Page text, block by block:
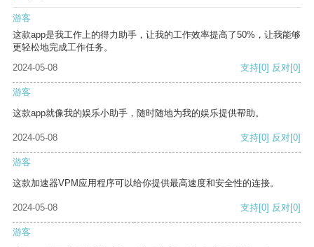
游客
这款app是我工作上的得力助手，让我的工作效率提高了50%，让我能够
更轻松地完成工作任务。
2024-05-08
支持[0] 反对[0]
游客
这款app就像我的娱乐小助手，随时随地为我的娱乐提供帮助。
2024-05-08 支持[0] 反对[0]
游客
这款加速器VPM应用程序可以给你提供最高速度和安全性的连接。
2024-05-08 支持[0] 反对[0]
游客